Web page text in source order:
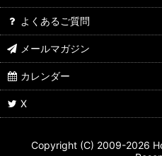
よくあるご質問
メールマガジン
カレンダー
X
Copyright (C) 2009-2026